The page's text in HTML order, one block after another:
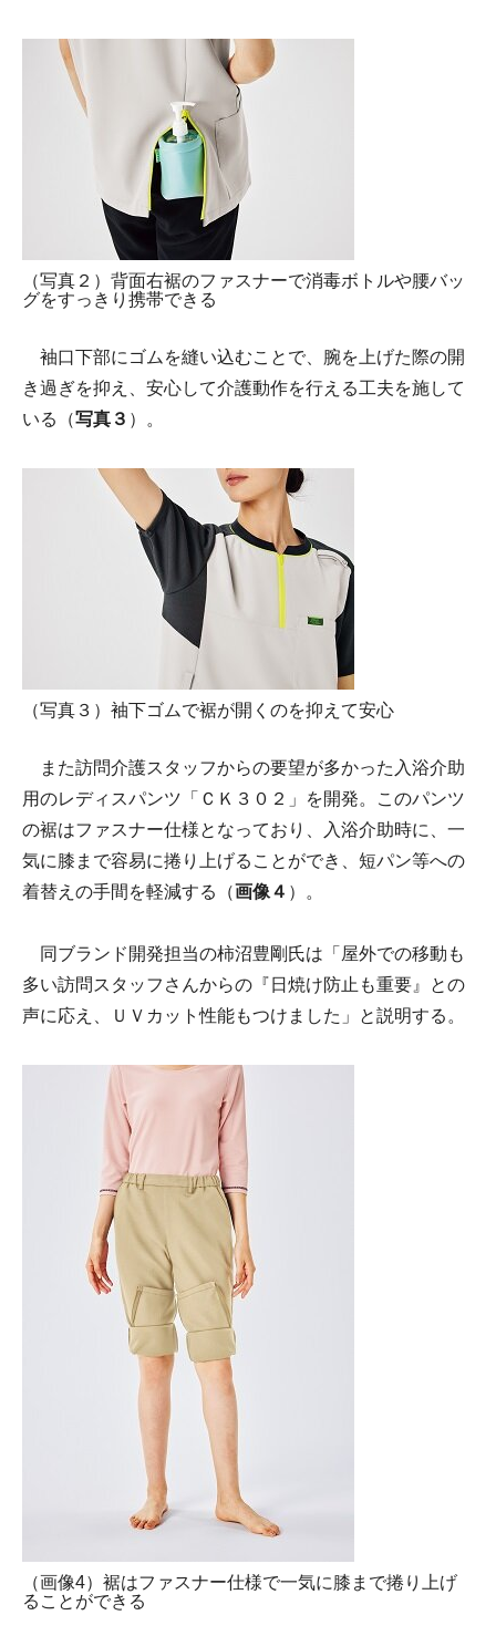
（写真２）背面右裾のファスナーで消毒ボトルや腰バッ
グをすっきり携帯できる
袖口下部にゴムを縫い込むことで、腕を上げた際の開
き過ぎを抑え、安心して介護動作を行える工夫を施して
いる（写真３ ）。
（写真３）袖下ゴムで裾が開くのを抑えて安心
また訪問介護スタッフからの要望が多かった入浴介助
用のレディスパンツ「ＣＫ３０２」を開発。このパンツ
の裾はファスナー仕様となっており、入浴介助時に、一
気に膝まで容易に捲り上げることができ、短パン等への
着替えの手間を軽減する（画像４ ）。
同ブランド開発担当の柿沼豊剛氏は「屋外での移動も
多い訪問スタッフさんからの『日焼け防止も重要』との
声に応え、ＵＶカット性能もつけました」と説明する。
（画像4）裾はファスナー仕様で一気に膝まで捲り上げ
ることができる